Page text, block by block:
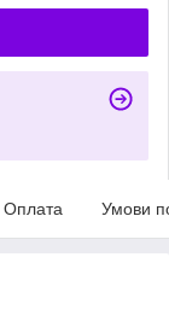
Оплата Умови